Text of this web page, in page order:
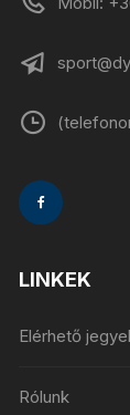
LINKEK
Elérhető
Rólunk